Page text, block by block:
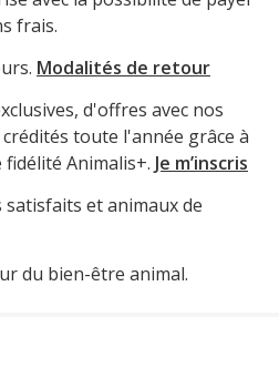
frais.
Modalités de retour
d'offres avec nos
toute l'année grâce à
Animalis+. Je m’inscris
satisfaits et animaux de
du bien-être animal.